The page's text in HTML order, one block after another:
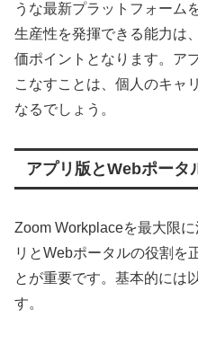
うな最新プラットフォーム
生産性を発揮できる能力は
価ポイントとなります。ア
こなすことは、個人のキャ
なるでしょう。
アプリ版とWebポータ
Zoom Workplaceを最大限
リとWebポータルの役割を
とが重要です。基本的には
す。